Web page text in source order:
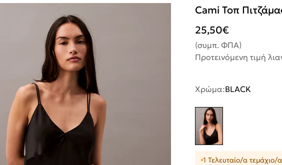
Cami Τοπ
25,50€
(συμπ. ΦΠΑ)
Προτεινόμενη τιμή
Χρώμα:BLACK
1 Τελευταίο/α